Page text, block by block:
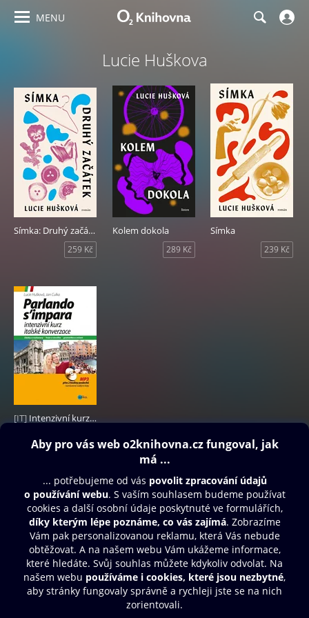
MENU
Lucie Huškova
Símka: Druhý začátek
259 Kč
Kolem dokola
289 Kč
Símka
239 Kč
[IT] Intenzivní kurz italské konverzace
249 Kč
Obsah ke stažení
Moje O2 Knihovna
Další zábava
© O2 Czech Republic a.s.